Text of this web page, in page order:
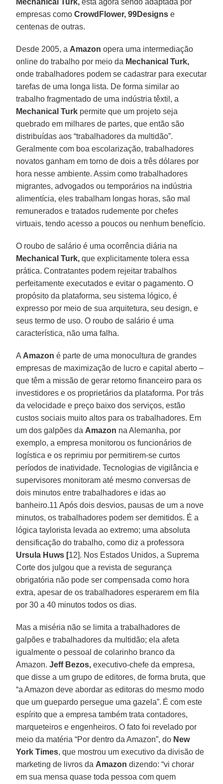
empresas comoCrowdFlower, 99Designs e
centenas de outras.
Desde 2005, a Amazon opera uma intermediação
online do trabalho por meio da Mechanical Turk,
onde trabalhadores podem se cadastrar para executar
tarefas de uma longa lista. De forma similar ao
trabalho fragmentado de uma indústria têxtil, a
Mechanical Turk permite que um projeto seja
quebrado em milhares de partes, que então são
distribuídas aos “trabalhadores da multidão”.
Geralmente com boa escolarização, trabalhadores
novatos ganham em torno de dois a três dólares por
hora nesse ambiente. Assim como trabalhadores
migrantes, advogados ou temporários na indústria
alimentícia, eles trabalham longas horas, são mal
remunerados e tratados rudemente por chefes
virtuais, tendo acesso a poucos ou nenhum benefício.
O roubo de salário é uma ocorrência diária na
Mechanical Turk, que explicitamente tolera essa
prática. Contratantes podem rejeitar trabalhos
perfeitamente executados e evitar o pagamento. O
propósito da plataforma, seu sistema lógico, é
expresso por meio de sua arquitetura, seu design, e
seus termo de uso. O roubo de salário é uma
característica, não uma falha.
A Amazon é parte de uma monocultura de grandes
empresas de maximização de lucro e capital aberto –
que têm a missão de gerar retorno financeiro para os
investidores e os proprietários da plataforma. Por trás
da velocidade e preço baixo dos serviços, estão
custos sociais muito altos para os trabalhadores. Em
um dos galpões da Amazon na Alemanha, por
exemplo, a empresa monitorou os funcionários de
logística e os reprimiu por permitirem-se curtos
períodos de inatividade. Tecnologias de vigilância e
supervisores monitoram até mesmo conversas de
dois minutos entre trabalhadores e idas ao
banheiro.11 Após dois desvios, pausas de um a nove
minutos, os trabalhadores podem ser demitidos. É a
lógica taylorista levada ao extremo; uma absoluta
densificação do trabalho, como diz a professora
Ursula Huws [12]. Nos Estados Unidos, a Suprema
Corte dos julgou que a revista de segurança
obrigatória não pode ser compensada como hora
extra, apesar de os trabalhadores esperarem em fila
por 30 a 40 minutos todos os dias.
Mas a miséria não se limita a trabalhadores de
galpões e trabalhadores da multidão; ela afeta
igualmente o pessoal de colarinho branco da
Amazon.Jeff Bezos, executivo-chefe da empresa,
que disse a um grupo de editores, de forma bruta, que
“a Amazon deve abordar as editoras do mesmo modo
que um guepardo persegue uma gazela”. É com este
espírito que a empresa também trata contadores,
marqueteiros e engenheiros. O fato foi revelado por
meio da matéria “Por dentro da Amazon”, do New
York Times, que mostrou um executivo da divisão de
marketing de livros da Amazon dizendo: “vi chorar
em sua mensa quase toda pessoa com quem